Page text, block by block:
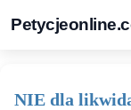
NIE dla